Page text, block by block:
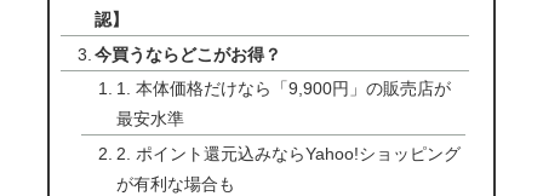
認】
今買うならどこがお得？
1. 本体価格だけなら「9,900円」の販売店が
最安水準
2. ポイント還元込みならYahoo!ショッピング
が有利な場合も